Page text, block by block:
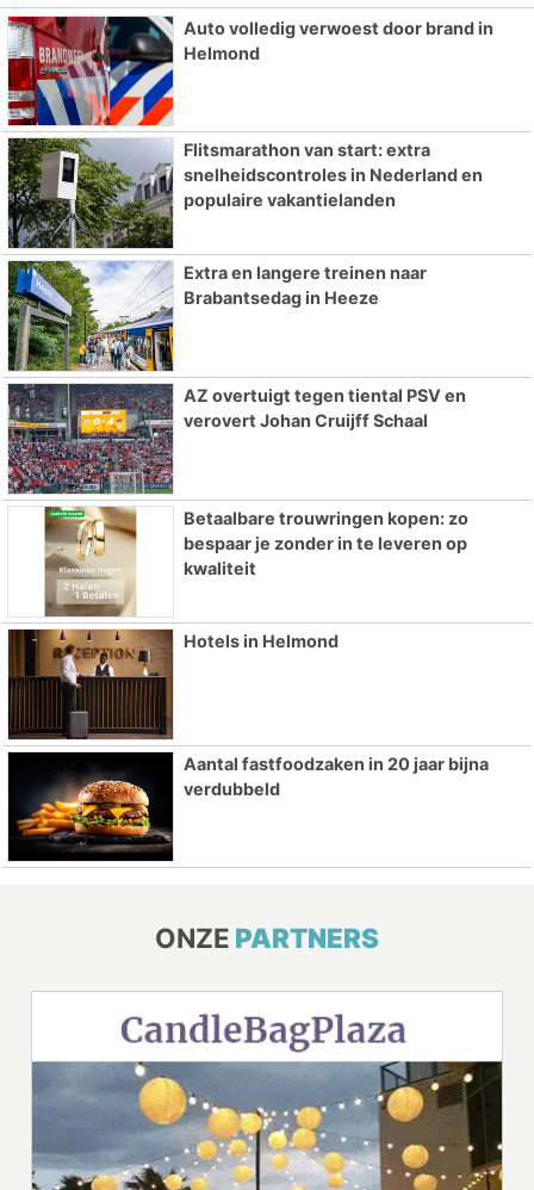
Auto volledig verwoest door brand in
Helmond
Flitsmarathon van start: extra
snelheidscontroles in Nederland en
populaire vakantielanden
Extra en langere treinen naar
Brabantsedag in Heeze
AZ overtuigt tegen tiental PSV en
verovert Johan Cruijff Schaal
Betaalbare trouwringen kopen: zo
bespaar je zonder in te leveren op
kwaliteit
Hotels in Helmond
Aantal fastfoodzaken in 20 jaar bijna
verdubbeld
ONZE PARTNERS